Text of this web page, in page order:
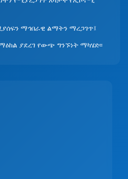
ማኅበራዊ ልማትን ማረጋገጥ፤
ያደረገ የውጭ ግንኙነት ማካሄድ፡፡